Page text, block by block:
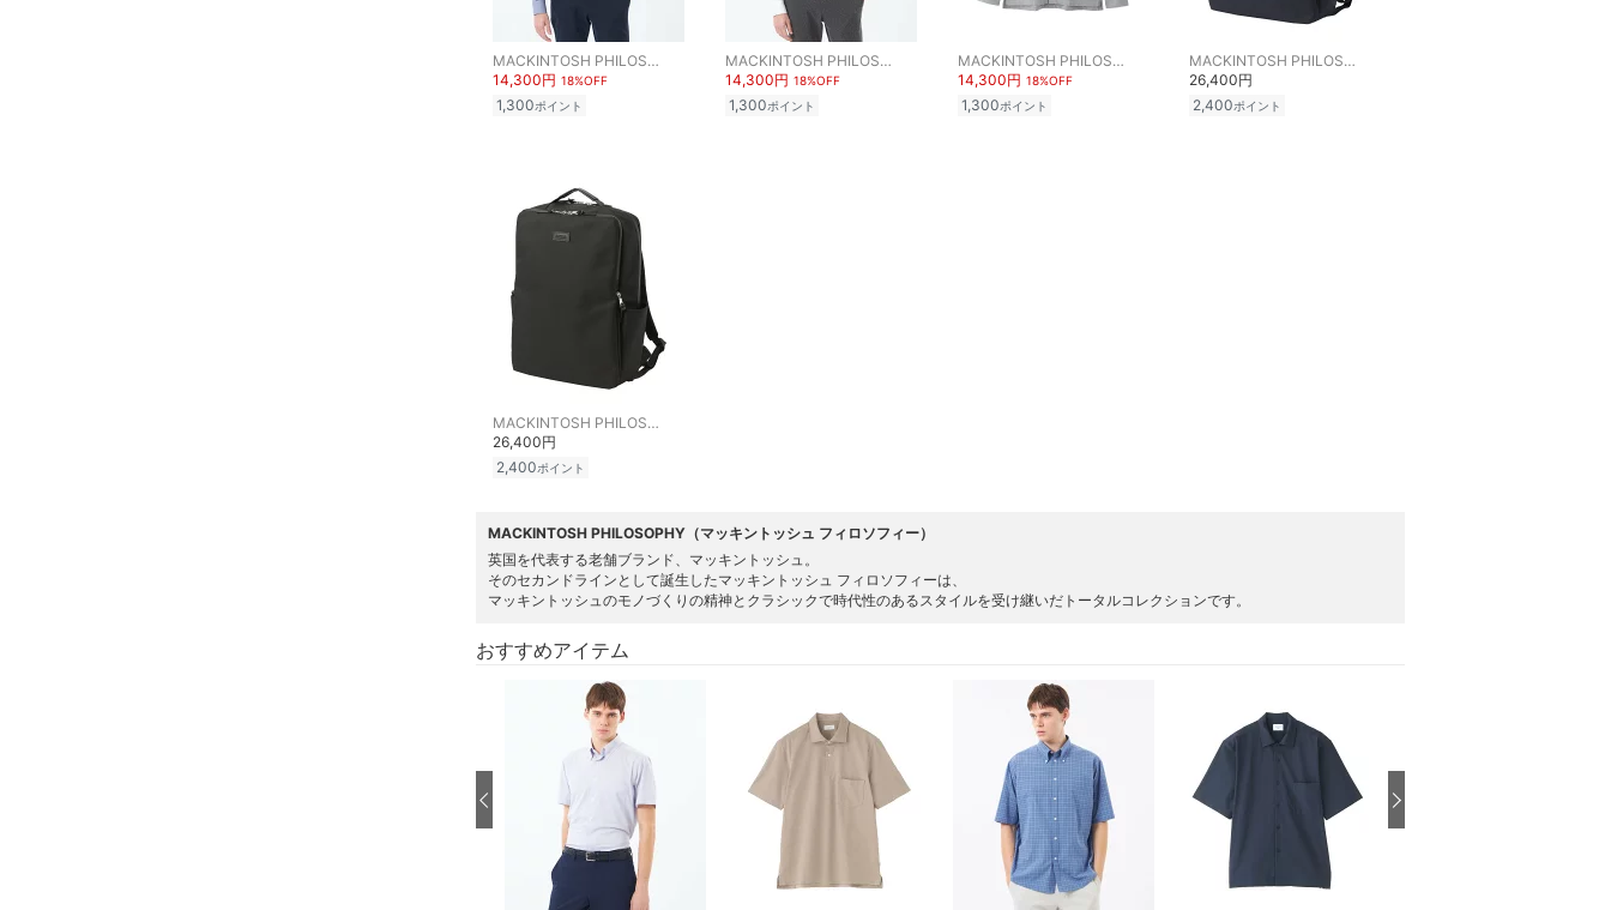
MACKINTOSH PHILOSOPHY
14,300円 18%OFF
1,300ポイント
MACKINTOSH PHILOSOPHY
14,300円 18%OFF
1,300ポイント
MACKINTOSH PHILOSOPHY
14,300円 18%OFF
1,300ポイント
MACKINTOSH PHILOSOPHY
26,400円
2,400ポイント
MACKINTOSH PHILOSOPHY
26,400円
2,400ポイント
MACKINTOSH PHILOSOPHY（マッキントッシュ フィロソフィー）
英国を代表する老舗ブランド、マッキントッシュ。
そのセカンドラインとして誕生したマッキントッシュ フィロソフィーは、
マッキントッシュのモノづくりの精神とクラシックで時代性のあるスタイルを受け継いだトータルコレクションです。
おすすめアイテム